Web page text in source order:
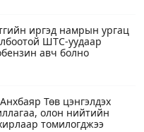
иргэд намрын ургац
ШТС-уудаар
авч болно
Төв цэнгэлдэх
олон нийтийн
томилогджээ